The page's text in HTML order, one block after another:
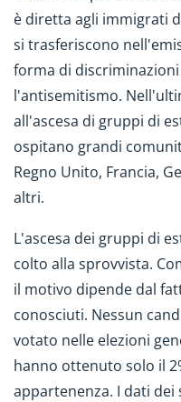
è diretta agli immigrati
si trasferiscono
forma di
l'antisemitismo.
all'ascesa di gruppi di
ospitano grandi
Regno Unito, Francia,
altri.
L'ascesa dei gruppi di
colto alla sprovvista.
il motivo dipende dal
conosciuti. Nessun
votato nelle elezioni
hanno ottenuto solo il
appartenenza. I dati